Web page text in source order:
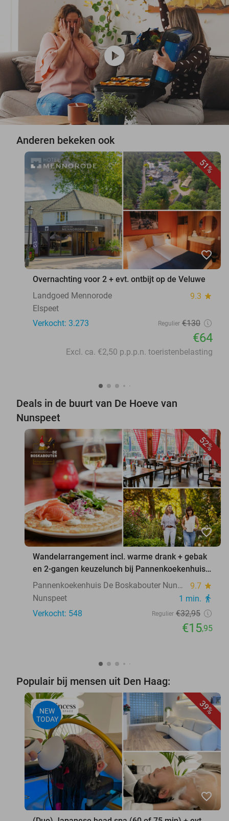
play_circle
Anderen bekeken ook
51%
favorite_border
Overnachting voor 2 + evt. ontbijt op de Veluwe
Landgoed Mennorode
9.3 star
Elspeet
Verkocht: 3.273
Regulier €130
€64
Excl. ca. €2,50 p.p.p.n. toeristenbelasting
Deals in de buurt van De Hoeve van
Nunspeet
52%
favorite_border
Wandelarrangement incl. warme drank + gebak
en 2-gangen keuzelunch bij Pannenkoekenhuis
De Boskabouter Nunspeet
Pannenkoekenhuis De Boskabouter Nunspeet 9.7 star
Nunspeet 1 min. directions_walk
Verkocht: 548 Regulier €32,95
€15,95
Populair bij mensen uit Den Haag:
39%
NEW
TODAY
favorite_border